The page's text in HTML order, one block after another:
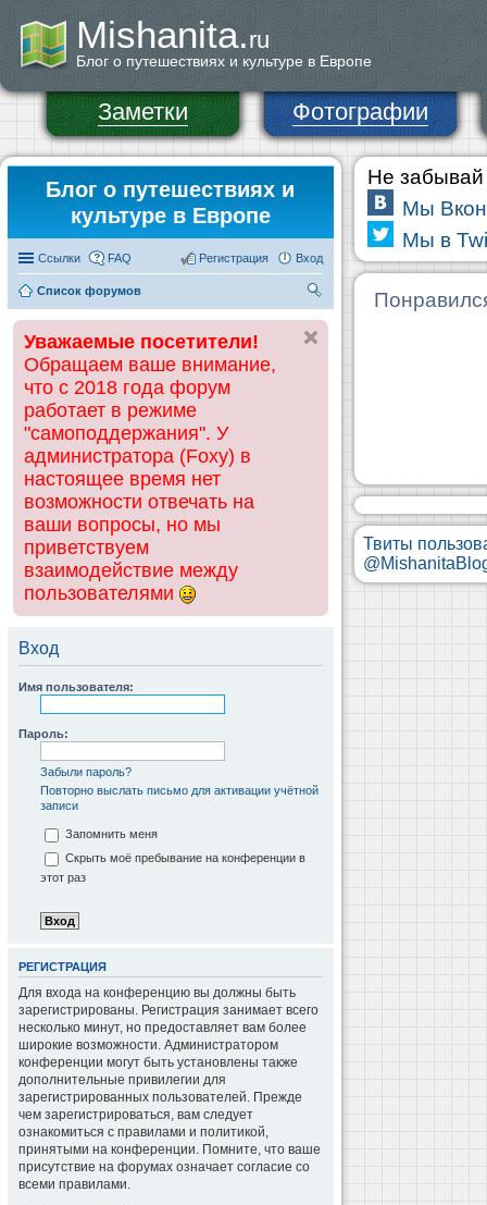
Mishanita.ru
Блог о путешествиях и культуре в Европе
Заметки Фотографии
Блог о путешествиях и
культуре в Европе
Ссылки FAQ Вход
Регистрация
Список форумов
ск
Уважаемые посетители!
Обращаем ваше внимание,
что с 2018 года форум
работает в режиме
"самоподдержания". У
администратора (Foxy) в
настоящее время нет
возможности отвечать на
ваши вопросы, но мы
приветствуем
взаимодействие между
пользователями
Вход
Имя пользователя:
Пароль:
Забыли пароль?
Повторно выслать письмо для активации учётной
записи
Запомнить меня
Скрыть моё пребывание на конференции в
этот раз
РЕГИСТРАЦИЯ
Для входа на конференцию вы должны быть
зарегистрированы. Регистрация занимает всего
несколько минут, но предоставляет вам более
широкие возможности. Администратором
конференции могут быть установлены также
дополнительные привилегии для
зарегистрированных пользователей. Прежде
чем зарегистрироваться, вам следует
ознакомиться с правилами и политикой,
принятыми на конференции. Помните, что ваше
присутствие на форумах означает согласие со
всеми правилами.
Не забывай
Мы
Мы в
Твиты